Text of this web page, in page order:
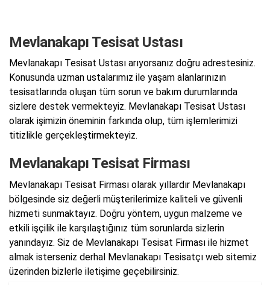
Mevlanakapı Tesisat Ustası
Mevlanakapı Tesisat Ustası arıyorsanız doğru adrestesiniz.
Konusunda uzman ustalarımız ile yaşam alanlarınızın
tesisatlarında oluşan tüm sorun ve bakım durumlarında
sizlere destek vermekteyiz. Mevlanakapı Tesisat Ustası
olarak işimizin öneminin farkında olup, tüm işlemlerimizi
titizlikle gerçekleştirmekteyiz.
Mevlanakapı Tesisat Firması
Mevlanakapı Tesisat Firması olarak yıllardır Mevlanakapı
bölgesinde siz değerli müşterilerimize kaliteli ve güvenli
hizmeti sunmaktayız. Doğru yöntem, uygun malzeme ve
etkili işçilik ile karşılaştığınız tüm sorunlarda sizlerin
yanındayız. Siz de Mevlanakapı Tesisat Firması ile hizmet
almak isterseniz derhal Mevlanakapı Tesisatçı web sitemiz
üzerinden bizlerle iletişime geçebilirsiniz.